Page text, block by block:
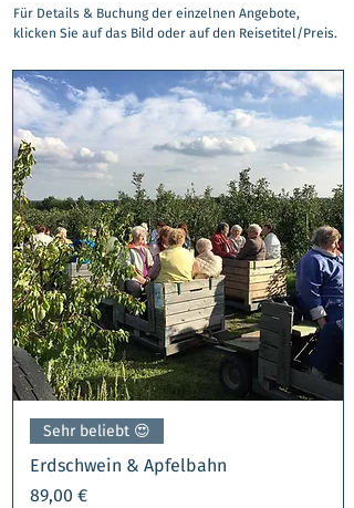
Für Details & Buchung der einzelnen Angebote,
klicken Sie auf das Bild oder auf den Reisetitel/Preis.
Sehr beliebt 😍​
Erdschwein & Apfelbahn
Preis
89,00 €